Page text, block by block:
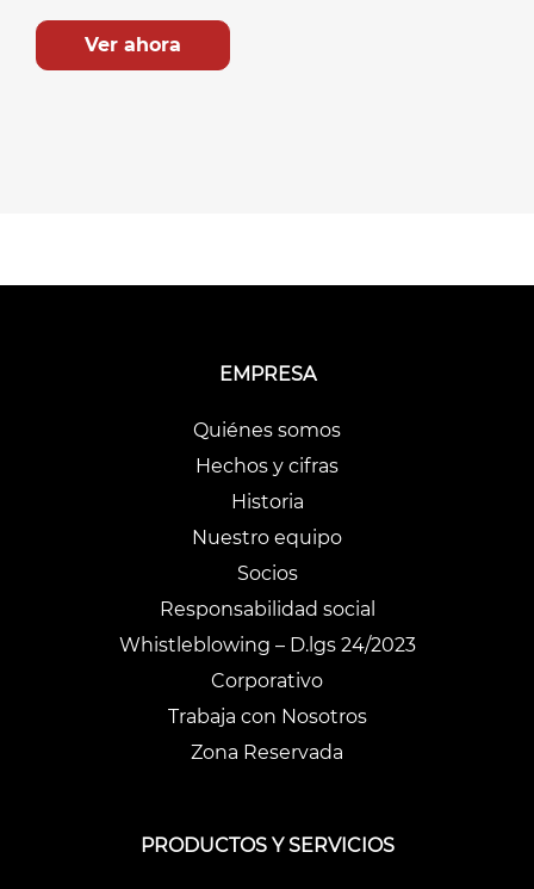
Ver ahora
EMPRESA
Quiénes somos
Hechos y cifras
Historia
Nuestro equipo
Socios
Responsabilidad social
Whistleblowing – D.lgs 24/2023
Corporativo
Trabaja con Nosotros
Zona Reservada
PRODUCTOS Y SERVICIOS